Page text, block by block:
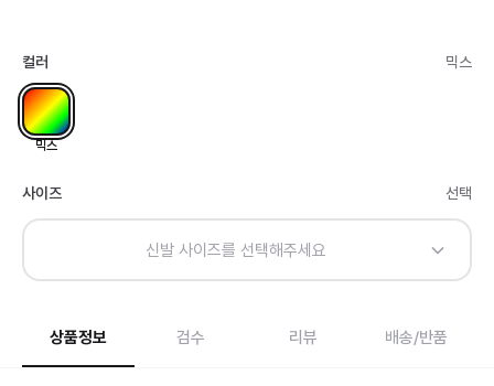
컬러 믹스
믹스
사이즈 선택
신발 사이즈를 선택해주세요
상품정보 검수 리뷰 배송/반품